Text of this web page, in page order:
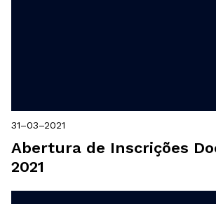
31–03–2021
Abertura de Inscrições
2021